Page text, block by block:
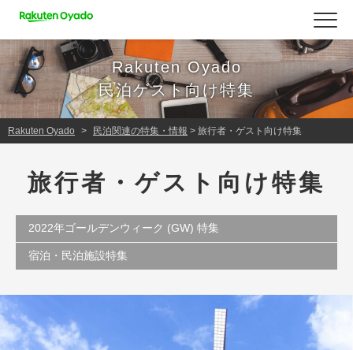
Rakuten Oyado
民泊ゲスト向け特集
Rakuten Oyado 民泊関連の特集・情報 > 旅行者・ゲスト向け特集
旅行者・ゲスト向け特集
2022年ゴールデンウィーク (GW) 特集
宿泊・民泊施設特集